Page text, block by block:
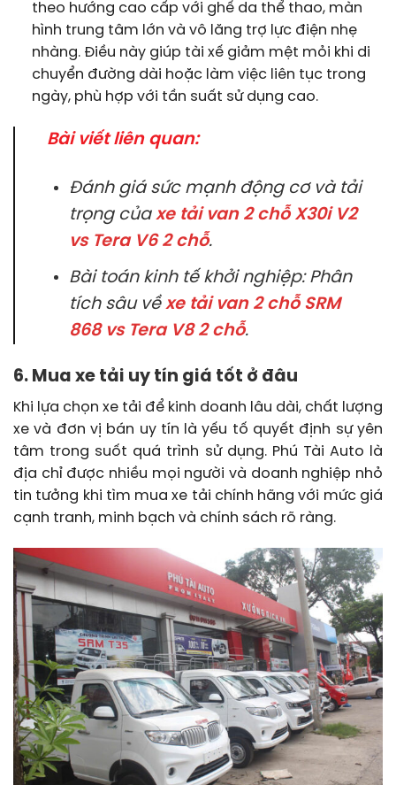
theo hướng cao cấp với ghế da thể thao, màn
hình trung tâm lớn và vô lăng trợ lực điện nhẹ
nhàng. Điều này giúp tài xế giảm mệt mỏi khi di
chuyển đường dài hoặc làm việc liên tục trong
ngày, phù hợp với tần suất sử dụng cao.
Bài viết liên quan:
Đánh giá sức mạnh động cơ và tải
trọng của xe tải van 2 chỗ X30i V2
vs Tera V6 2 chỗ.
Bài toán kinh tế khởi nghiệp: Phân
tích sâu về xe tải van 2 chỗ SRM
868 vs Tera V8 2 chỗ.
6. Mua xe tải uy tín giá tốt ở đâu
Khi lựa chọn xe tải để kinh doanh lâu dài, chất lượng
xe và đơn vị bán uy tín là yếu tố quyết định sự yên
tâm trong suốt quá trình sử dụng. Phú Tài Auto là
địa chỉ được nhiều mọi người và doanh nghiệp nhỏ
tin tưởng khi tìm mua xe tải chính hãng với mức giá
cạnh tranh, minh bạch và chính sách rõ ràng.